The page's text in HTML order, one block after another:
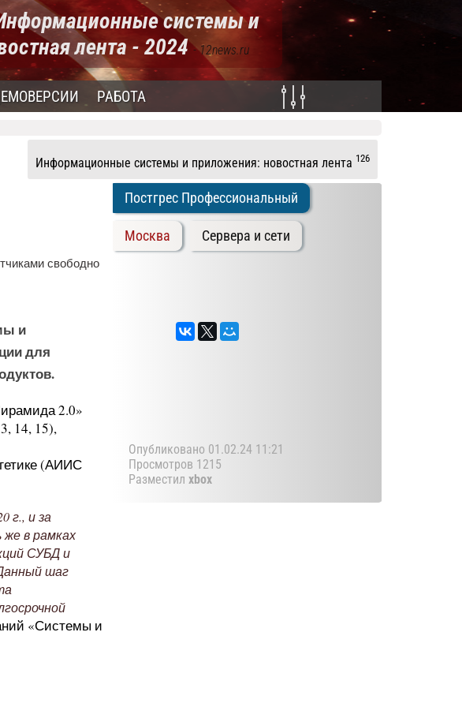
системы и
лента - 2024- 12news.ru
РАБОТА
Информационные системы и приложения: новостная лента 126
свободно
и
для
2.0»
14, 15),
(АИИС
г., и за
в рамках
СУБД и
шаг
«Системы и
Постгрес Профессиональный
Москва Сервера и сети
Опубликовано 01.02.24 11:21
Просмотров 1215
Разместил xbox